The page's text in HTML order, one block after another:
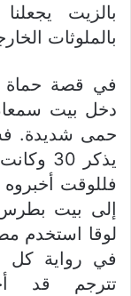
بالزيت
بالملوثات
دخل بيت
حمى شديدة.
يذكر
إلى بيت
لوقا استخدم
في رواية كل
تترجم قد